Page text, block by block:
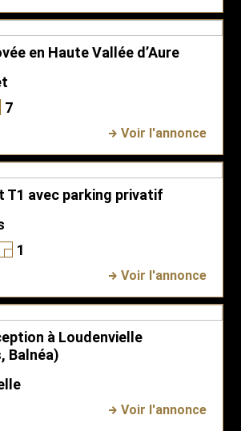
en Haute Vallée d’Aure
7
Voir l'annonce
T1 avec parking privatif
1
Voir l'annonce
à Loudenvielle
Balnéa)
Voir l'annonce